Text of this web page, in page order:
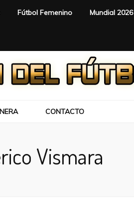
Fútbol Femenino Mundial 2026
CONTACTO
Vismara